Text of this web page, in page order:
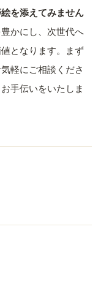
を添えてみません
かにし、次世代へ
となります。まず
軽にご相談くださ
手伝いをいたしま